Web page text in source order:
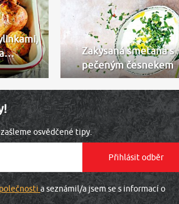
Zakysaná smetana s
pečeným česnekem
osvědčené tipy.
a seznámil/a jsem se s informací o